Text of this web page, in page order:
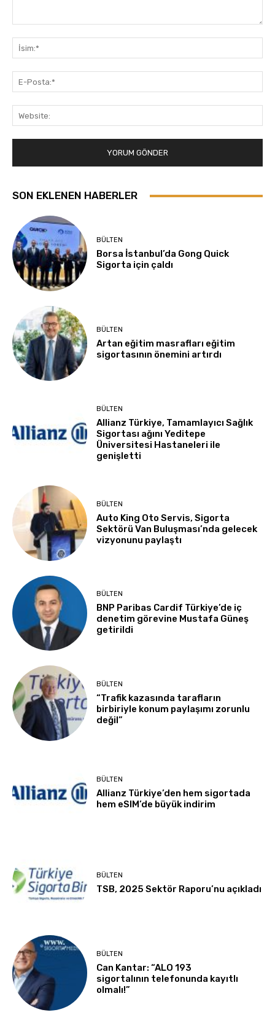
SON EKLENEN HABERLER
BÜLTEN
Borsa İstanbul’da Gong Quick
Sigorta için çaldı
BÜLTEN
Artan eğitim masrafları eğitim
sigortasının önemini artırdı
BÜLTEN
Allianz Türkiye, Tamamlayıcı Sağlık
Sigortası ağını Yeditepe
Üniversitesi Hastaneleri ile
genişletti
BÜLTEN
Auto King Oto Servis, Sigorta
Sektörü Van Buluşması’nda gelecek
vizyonunu paylaştı
BÜLTEN
BNP Paribas Cardif Türkiye’de iç
denetim görevine Mustafa Güneş
getirildi
BÜLTEN
“Trafik kazasında tarafların
birbiriyle konum paylaşımı zorunlu
değil”
BÜLTEN
Allianz Türkiye’den hem sigortada
hem eSIM’de büyük indirim
BÜLTEN
TSB, 2025 Sektör Raporu’nu açıkladı
BÜLTEN
Can Kantar: “ALO 193
sigortalının telefonunda kayıtlı
olmalı!”